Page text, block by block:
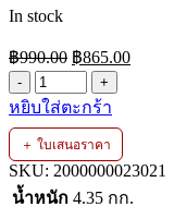
In stock
฿990.00 Original
price
was:
฿990.00.
฿865.00Current
price
จำนวน
ขา
ตั้ง
รถยนต์
สามขา
หยิบใส่ตะกร้า
＋ ใบเสนอราคา
SKU: 2000000023021
น้ำหนัก 4.35 กก.